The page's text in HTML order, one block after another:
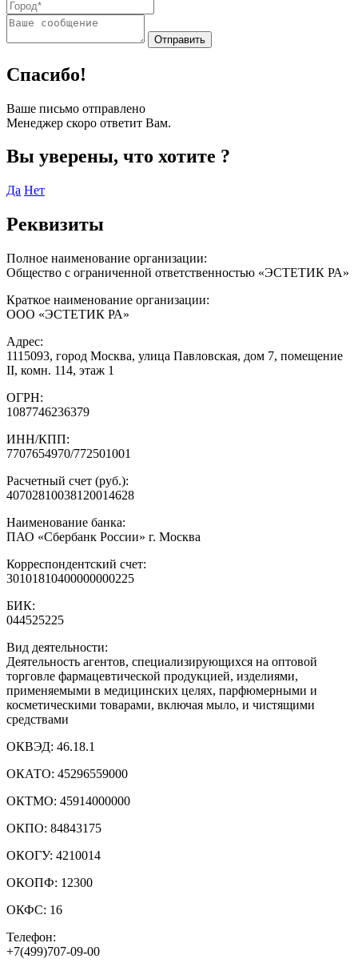
Спасибо!
Ваше письмо отправлено
Менеджер скоро ответит Вам.
Вы уверены, что хотите ?
Да Нет
Реквизиты
Полное наименование организации:
Общество с ограниченной ответственностью «ЭСТЕТИК РА»
Краткое наименование организации:
ООО «ЭСТЕТИК РА»
Адрес:
1115093, город Москва, улица Павловская, дом 7, помещение
II, комн. 114, этаж 1
ОГРН:
1087746236379
ИНН/КПП:
7707654970/772501001
Расчетный счет (руб.):
40702810038120014628
Наименование банка:
ПАО «Сбербанк России» г. Москва
Корреспондентский счет:
30101810400000000225
БИК:
044525225
Вид деятельности:
Деятельность агентов, специализирующихся на оптовой
торговле фармацевтической продукцией, изделиями,
применяемыми в медицинских целях, парфюмерными и
косметическими товарами, включая мыло, и чистящими
средствами
ОКВЭД: 46.18.1
ОКАТО: 45296559000
ОКТМО: 45914000000
ОКПО: 84843175
ОКОГУ: 4210014
ОКОПФ: 12300
ОКФС: 16
Телефон:
+7(499)707-09-00